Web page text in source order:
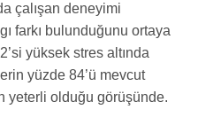
çalışan deneyimi
farkı bulunduğunu ortaya
yüksek stres altında
yüzde 84’ü mevcut
yeterli olduğu görüşünde.